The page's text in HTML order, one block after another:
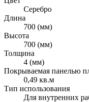
Серебро
Длина
700 (мм)
Высота
700 (мм)
Толщина
4 (мм)
Покрываемая панелью
0,49 кв.м
Тип использования
Для внутренних